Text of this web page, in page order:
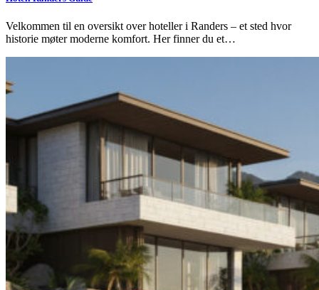
Velkommen til en oversikt over hoteller i Randers – et sted hvor
historie møter moderne komfort. Her finner du et…